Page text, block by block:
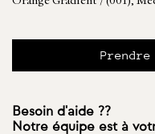
Besoin d'aide ??
Notre équipe est à